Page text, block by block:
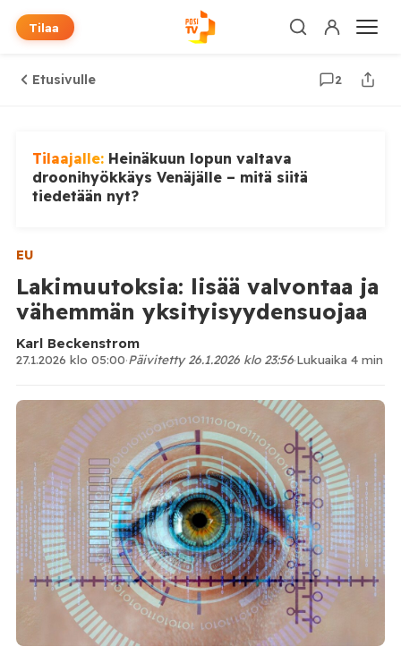
Tilaa
Etusivulle 2
Tilaajalle: Heinäkuun lopun valtava
droonihyökkäys Venäjälle – mitä siitä
tiedetään nyt?
EU
Lakimuutoksia: lisää valvontaa ja
vähemmän yksityisyydensuojaa
Karl Beckenstrom
27.1.2026 klo 05:00·Päivitetty 26.1.2026 klo 23:56·Lukuaika 4 min